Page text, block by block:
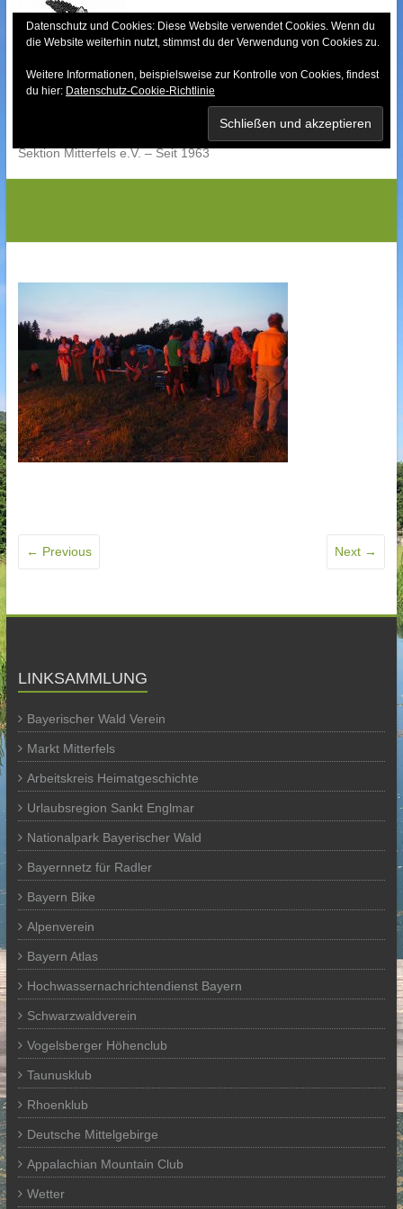
content
Bayerischer Wald-
Sektion Mitterfels e.V. – Seit 1963
← Previous Next →
LINKSAMMLUNG
Bayerischer Wald Verein
Markt Mitterfels
Arbeitskreis Heimatgeschichte
Urlaubsregion Sankt Englmar
Nationalpark Bayerischer Wald
Bayernnetz für Radler
Bayern Bike
Alpenverein
Bayern Atlas
Hochwassernachrichtendienst Bayern
Schwarzwaldverein
Vogelsberger Höhenclub
Taunusklub
Rhoenklub
Deutsche Mittelgebirge
Appalachian Mountain Club
Wetter
Datenschutz und Cookies: Diese Website verwendet Cookies. Wenn du
die Website weiterhin nutzt, stimmst du der Verwendung von Cookies zu.
Weitere Informationen, beispielsweise zur Kontrolle von Cookies, findest
du hier: Datenschutz-Cookie-Richtlinie